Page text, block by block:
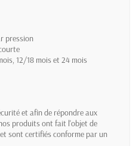
pression
12/18 mois et 24 mois
et afin de répondre aux
produits ont fait l'objet de
sont certifiés conforme par un